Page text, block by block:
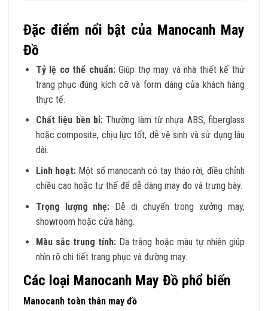
Đặc điểm nổi bật của Manocanh May
Đồ
Tỷ lệ cơ thể chuẩn:Giúp thợ may và nhà thiết kế thử
trang phục đúng kích cỡ và form dáng của khách hàng
thực tế.
Chất liệu bền bỉ:Thường làm từ nhựa ABS, fiberglass
hoặc composite, chịu lực tốt, dễ vệ sinh và sử dụng lâu
dài.
Linh hoạt: Một số manocanh có tay tháo rời, điều chỉnh
chiều cao hoặc tư thế để dễ dàng may đo và trưng bày.
Trọng lượng nhẹ: Dễ di chuyển trong xưởng may,
showroom hoặc cửa hàng.
Màu sắc trung tính: Da trắng hoặc màu tự nhiên giúp
nhìn rõ chi tiết trang phục và đường may.
Các loại Manocanh May Đồ phổ biến
Manocanh toàn thân may đồ